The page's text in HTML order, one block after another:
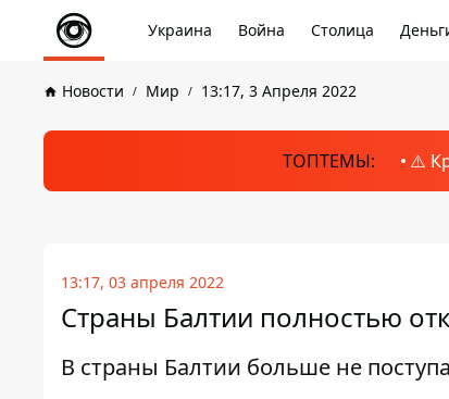
Украина Война Столица
Новости Мир 13:17, 3 Апреля 2022
ТОПТЕМЫ: ⚠️
13:17, 03 апреля 2022
Страны Балтии полностью
В страны Балтии больше не